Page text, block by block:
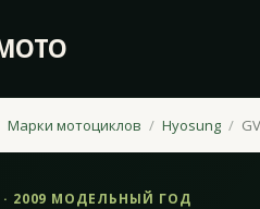
Марки мотоциклов Hyosung
· 2009 МОДЕЛЬНЫЙ ГОД